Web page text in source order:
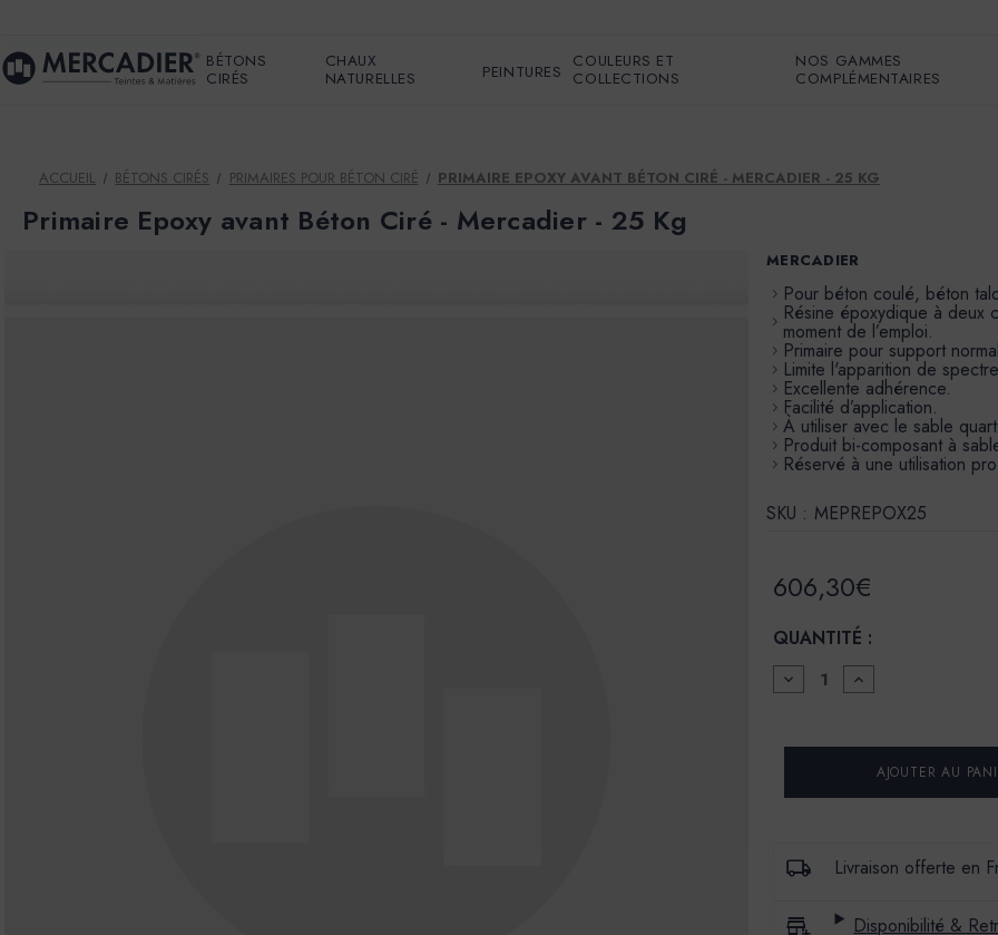
BÉTONS
CIRÉS
CHAUX
NATURELLES
PEINTURES
COULEURS ET
COLLECTIONS
NOS GAMMES
COMPLÉMENTAIRES
ACCUEIL BÉTONS CIRÉS PRIMAIRES POUR BÉTON CIRÉ PRIMAIRE EPOXY AVANT BÉTON CIRÉ - MERCADIER - 25 KG
Primaire Epoxy avant Béton Ciré - Mercadier - 25 Kg
MERCADIER
Pour béton coulé, béton
Résine époxydique à deux
moment de l’emploi.
Primaire pour support
Limite l'apparition de
Excellente adhérence.
Facilité d’application.
À utiliser avec le sable
Produit bi-composant à
Réservé à une utilisation
SKU : MEPREPOX25
606,30€
QUANTITÉ :
DIMINUER
LA
PRIMAIRE
BÉTON
MERCADIER
AUGMENTER
LA
PRIMAIRE
EPOXY
AVANT
BÉTON
MERCADIER
-
Livraison offerte en
Disponibilité &